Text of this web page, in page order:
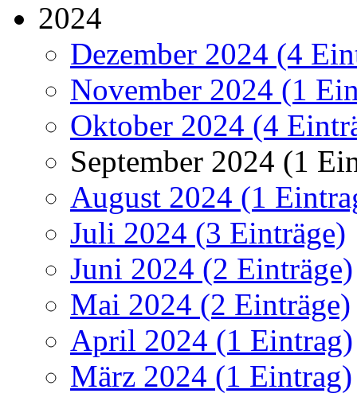
2024
Dezember 2024 (4
November 2024 (1
Oktober 2024 (4
September 2024 (1
August 2024 (1
Juli 2024 (3 Einträge)
Juni 2024 (2 Einträge)
Mai 2024 (2 Einträge)
April 2024 (1 Eintrag)
März 2024 (1 Eintrag)